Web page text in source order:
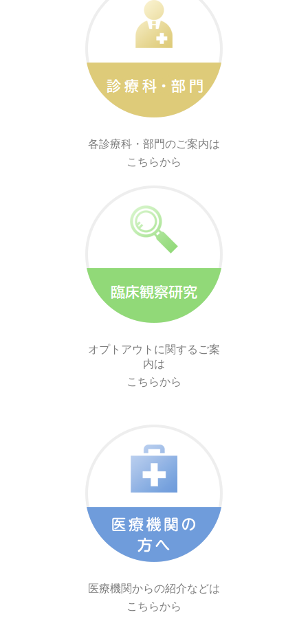
各診療科・部門のご案内は
こちらから
オプトアウトに関するご案
内は
こちらから
医療機関からの紹介などは
こちらから